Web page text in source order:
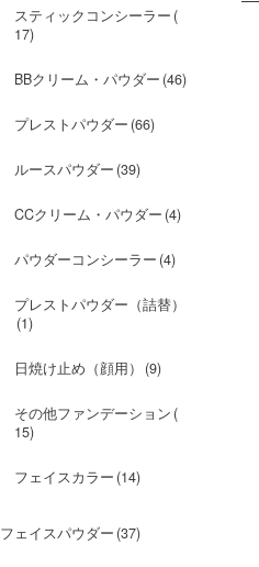
スティックコンシーラー
17
BBクリーム・パウダー 46
プレストパウダー 66
ルースパウダー 39
CCクリーム・パウダー 4
パウダーコンシーラー 4
プレストパウダー（詰替）
1
日焼け止め（顔用） 9
その他ファンデーション
15
フェイスカラー 14
フェイスパウダー 37